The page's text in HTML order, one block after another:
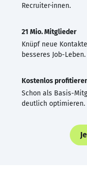
Recruiter·innen.
21 Mio. Mitglieder
Knüpf neue
besseres Job-Leben.
Kostenlos
Schon als Basis-
deutlich optimieren.